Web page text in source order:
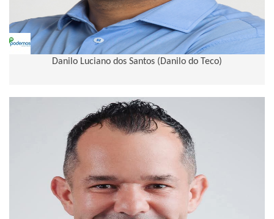
Danilo Luciano dos Santos (Danilo do Teco)